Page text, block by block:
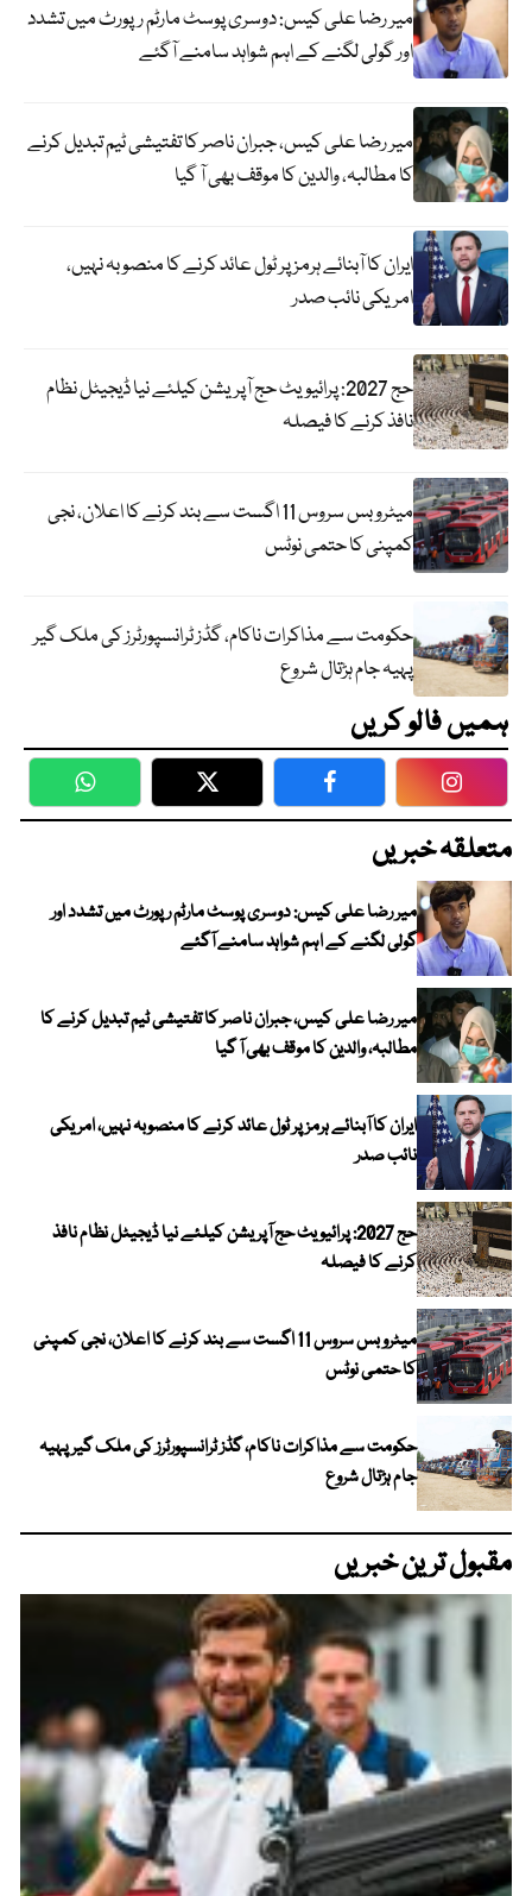
میر رضا علی کیس: دوسری پوسٹ مارٹم رپورٹ میں تشدد
اور گولی لگنے کے اہم شواہد سامنے آگئے
میر رضا علی کیس، جبران ناصر کا تفتیشی ٹیم تبدیل کرنے
کا مطالبہ، والدین کا موقف بھی آ گیا
ایران کا آبنائے ہرمز پر ٹول عائد کرنے کا منصوبہ نہیں،
امریکی نائب صدر
حج 2027: پرائیویٹ حج آپریشن کیلئے نیا ڈیجیٹل نظام
نافذ کرنے کا فیصلہ
میٹرو بس سروس 11 اگست سے بند کرنے کا اعلان، نجی
کمپنی کا حتمی نوٹس
حکومت سے مذاکرات ناکام، گڈز ٹرانسپورٹرز کی ملک گیر
پہیہ جام ہڑتال شروع
ہمیں فالو کریں
WhatsApp Twitter Facebook
متعلقہ خبریں
میر رضا علی کیس: دوسری پوسٹ مارٹم رپورٹ میں تشدد اور
گولی لگنے کے اہم شواہد سامنے آگئے
میر رضا علی کیس، جبران ناصر کا تفتیشی ٹیم تبدیل کرنے کا
مطالبہ، والدین کا موقف بھی آ گیا
ایران کا آبنائے ہرمز پر ٹول عائد کرنے کا منصوبہ نہیں، امریکی
نائب صدر
حج 2027: پرائیویٹ حج آپریشن کیلئے نیا ڈیجیٹل نظام نافذ
کرنے کا فیصلہ
میٹرو بس سروس 11 اگست سے بند کرنے کا اعلان، نجی کمپنی
کا حتمی نوٹس
حکومت سے مذاکرات ناکام، گڈز ٹرانسپورٹرز کی ملک گیر پہیہ
جام ہڑتال شروع
مقبول ترین خبریں